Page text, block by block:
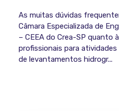
As muitas dúvidas
Câmara Especializada de
– CEEA do Crea-SP quanto
profissionais para
de levantamentos hidrogr...